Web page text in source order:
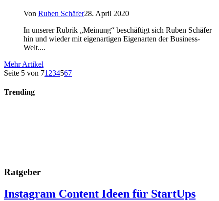
Von Ruben Schäfer28. April 2020
In unserer Rubrik „Meinung“ beschäftigt sich Ruben Schäfer
hin und wieder mit eigenartigen Eigenarten der Business-
Welt....
Mehr Artikel
Seite 5 von 71 234567
Trending
Ratgeber
Instagram Content Ideen für StartUps